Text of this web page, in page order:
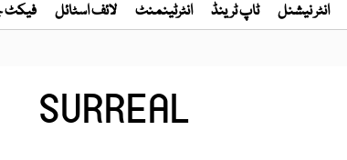
انٹر نیشنل ٹاپ ٹرینڈ انٹرٹینمنٹ لائف اسٹائل
SURREAL